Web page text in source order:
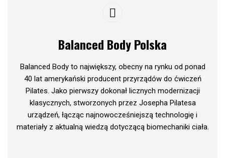
Balanced Body Polska
Balanced Body to największy, obecny na rynku od ponad
40 lat amerykański producent przyrządów do ćwiczeń
Pilates. Jako pierwszy dokonał licznych modernizacji
klasycznych, stworzonych przez Josepha Pilatesa
urządzeń, łącząc najnowocześniejszą technologię i
materiały z aktualną wiedzą dotyczącą biomechaniki ciała.